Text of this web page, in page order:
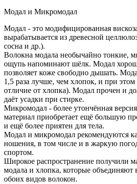
Модал и Микромодал
Модал - это модифицированная
вырабатывается из древесной
сосна и др.).
Волокна модала необычайно тонкие,
ощупь напоминают шёлк. Модал
позволяет коже свободно дышать.
1,5 раза лучше, чем хлопок, и при этом
отличие от хлопка). Модал прочен и
даёт усадки при стирке.
Микромодал - более утончённая
материал приобретает ещё большую
и ещё более приятен для тела.
Модал и микромодал рекомендуются
ношения, в том числе и в жаркую
спортом.
Широкое распространение получили
модала и хлопка, которые объединяют
обоих видов волокон.